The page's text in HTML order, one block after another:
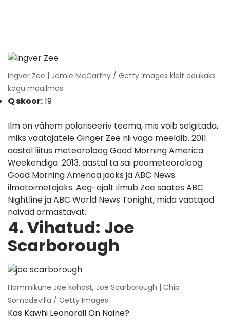
Ingver Zee | Jamie McCarthy / Getty Images kleit edukaks
kogu maailmas
Q skoor:19
Ilm on vähem polariseeriv teema, mis võib selgitada,
miks vaatajatele Ginger Zee nii väga meeldib. 2011.
aastal liitus meteoroloog Good Morning America
Weekendiga. 2013. aastal ta sai peameteoroloog
Good Morning America jaoks ja ABC News
ilmatoimetajaks. Aeg-ajalt ilmub Zee saates ABC
Nightline ja ABC World News Tonight, mida vaatajad
näivad armastavat.
4. Vihatud: Joe
Scarborough
Hommikune Joe kohost, Joe Scarborough | Chip
Somodevilla / Getty Images
Kas Kawhi Leonardil On Naine?